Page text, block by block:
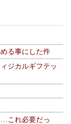
る事にした件
ジカルギフテッ
これ必要だっ